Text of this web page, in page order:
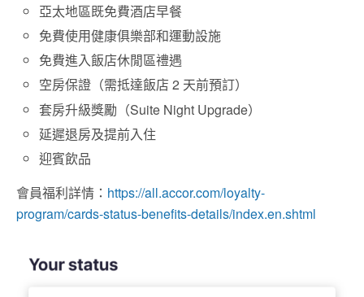
亞太地區既免費酒店早餐
免費使用健康俱樂部和運動設施
免費進入飯店休閒區禮遇
空房保證（需抵達飯店 2 天前預訂）
套房升級獎勵（Suite Night Upgrade）
延遲退房及提前入住
迎賓飲品
會員福利詳情： https://all.accor.com/loyalty-
program/cards-status-benefits-details/index.en.shtml